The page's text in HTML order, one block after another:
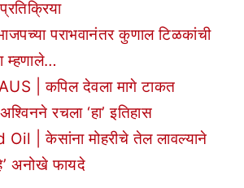
पराभवानंतर कुणाल टिळकांची
म्हणाले…
| कपिल देवला मागे टाकत
रचला ‘हा’ इतिहास
| केसांना मोहरीचे तेल लावल्याने
अनोखे फायदे